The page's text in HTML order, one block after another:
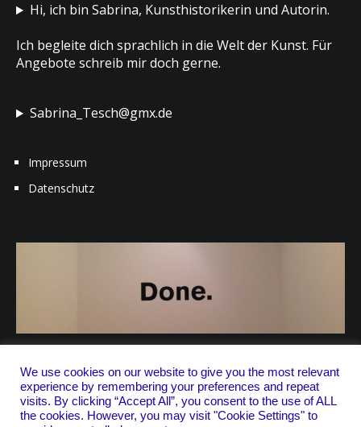
Hi, ich bin Sabrina, Kunsthistorikerin und Autorin.
Ich begleite dich sprachlich in die Welt der Kunst. Für
Angebote schreib mir doch gerne.
Sabrina_Tesch@gmx.de
Impressum
Datenschutz
We use cookies on our website to give you the most relevant
experience by remembering your preferences and repeat
visits. By clicking “Accept All”, you consent to the use of ALL
the cookies. However, you may visit "Cookie Settings" to